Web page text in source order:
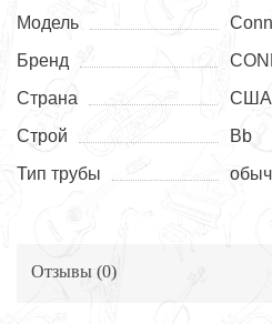
Модель
Бренд
Страна
США
Строй
Bb
Тип трубы
Отзывы (0)